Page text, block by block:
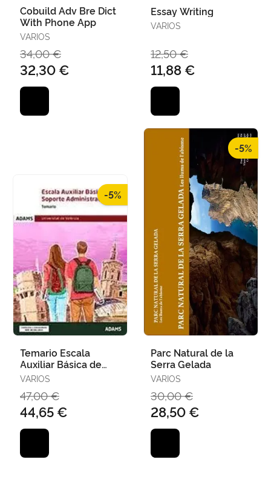
Cobuild Adv Bre Dict
With Phone App
VARIOS
34,00 €
32,30 €
Essay Writing
VARIOS
12,50 €
11,88 €
-5%
Temario Escala
Auxiliar Básica de
Soporte
VARIOS
47,00 €
44,65 €
-5%
Parc Natural de la
Serra Gelada
VARIOS
30,00 €
28,50 €